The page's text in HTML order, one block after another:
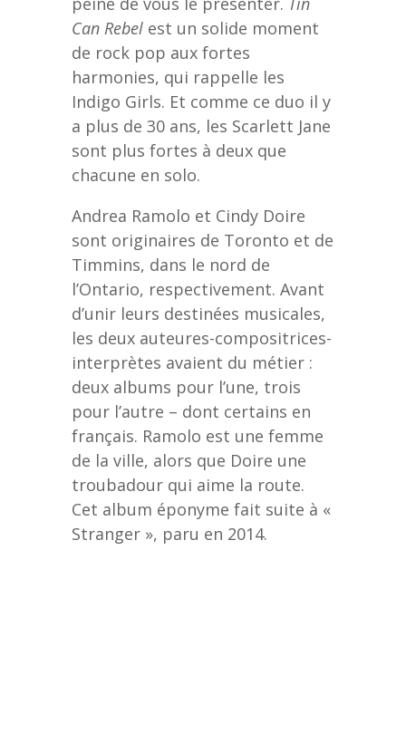
Can Rebel est un solide moment
de rock pop aux fortes
harmonies, qui rappelle les
Indigo Girls. Et comme ce duo il y
a plus de 30 ans, les Scarlett Jane
sont plus fortes à deux que
chacune en solo.
Andrea Ramolo et Cindy Doire
sont originaires de Toronto et de
Timmins, dans le nord de
l’Ontario, respectivement. Avant
d’unir leurs destinées musicales,
les deux auteures-compositrices-
interprètes avaient du métier :
deux albums pour l’une, trois
pour l’autre – dont certains en
français. Ramolo est une femme
de la ville, alors que Doire une
troubadour qui aime la route.
Cet album éponyme fait suite à «
Stranger », paru en 2014.